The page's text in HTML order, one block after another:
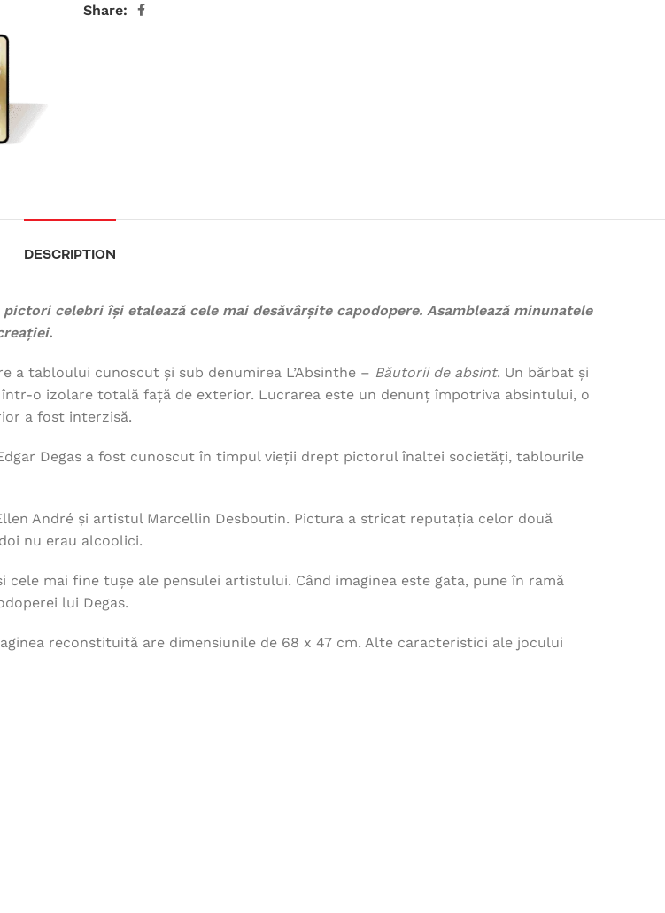
Share:
DESCRIPTION
celebri își etalează cele mai desăvârșite capodopere. Asamblează minunatele
a tabloului cunoscut și sub denumirea L’Absinthe – Băutorii de absint. Un bărbat și
o izolare totală față de exterior. Lucrarea este un denunț împotriva absintului, o
a fost interzisă.
Degas a fost cunoscut în timpul vieții drept pictorul înaltei societăți, tablourile
André și artistul Marcellin Desboutin. Pictura a stricat reputația celor două
nu erau alcoolici.
mai fine tușe ale pensulei artistului. Când imaginea este gata, pune în ramă
lui Degas.
reconstituită are dimensiunile de 68 x 47 cm. Alte caracteristici ale jocului